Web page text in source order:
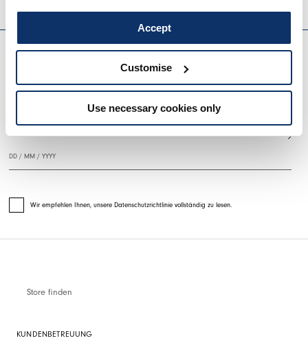
Accept
Customise
Use necessary cookies only
EVERYDAY COUTURE
MELDEN SIE SICH FÜR UNSEREN NEWSLETTER AN
Wir empfehlen Ihnen, unsere Datenschutzrichtlinie vollständig zu lesen.
Store finden
KUNDENBETREUUNG